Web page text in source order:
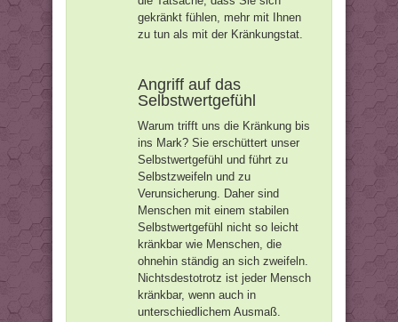
gekränkt fühlen, mehr mit Ihnen
zu tun als mit der Kränkungstat.
Angriff auf das
Selbstwertgefühl
Warum trifft uns die Kränkung bis
ins Mark? Sie erschüttert unser
Selbstwertgefühl und führt zu
Selbstzweifeln und zu
Verunsicherung. Daher sind
Menschen mit einem stabilen
Selbstwertgefühl nicht so leicht
kränkbar wie Menschen, die
ohnehin ständig an sich zweifeln.
Nichtsdestotrotz ist jeder Mensch
kränkbar, wenn auch in
unterschiedlichem Ausmaß.